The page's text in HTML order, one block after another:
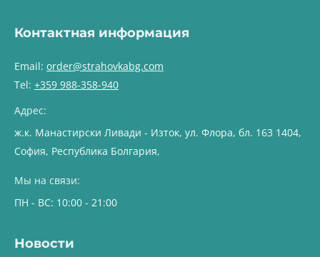
Контактная информация
Email: order@strahovkabg.com
Tel: +359 988-358-940
Адрес:
ж.к. Манастирски Ливади - Изток, ул. Флора, бл. 163 1404,
София, Республика Болгария,
Мы на связи:
ПН - ВС: 10:00 - 21:00
Новости